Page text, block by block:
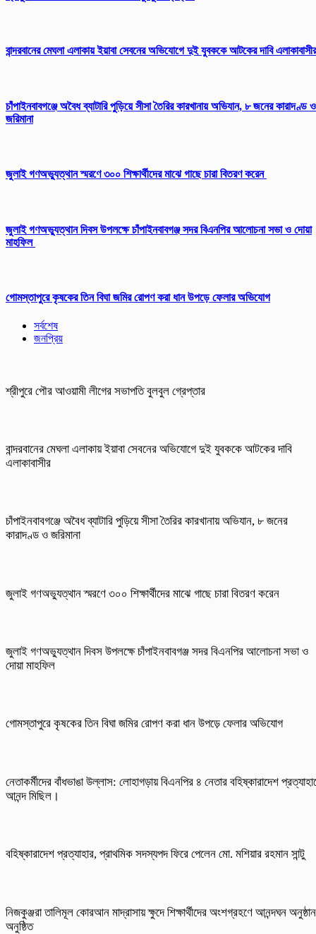
বান্দরবানের মেঘলা এলাকায় ইয়াবা সেবনের অভিযোগে দুই যুবককে আটকের দাবি এলাকাবাসীর
চাঁপাইনবাবগঞ্জে অবৈধ ব্যাটারি পুড়িয়ে সীসা তৈরির কারখানায় অভিযান, ৮ জনের কারাদণ্ড ও
জরিমানা
জুলাই গণঅভ্যুত্থান স্মরণে ৩০০ শিক্ষার্থীদের মাঝে গাছে চারা বিতরণ করেন
জুলাই গণঅভ্যুত্থান দিবস উপলক্ষে চাঁপাইনবাবগঞ্জ সদর বিএনপির আলোচনা সভা ও দোয়া
মাহফিল
গোমস্তাপুরে কৃষকের তিন বিঘা জমির রোপণ করা ধান উপড়ে ফেলার অভিযোগ
সর্বশেষ
জনপ্রিয়
শ্রীপুরে পৌর আওয়ামী লীগের সভাপতি বুলবুল গ্রেপ্তার
বান্দরবানের মেঘলা এলাকায় ইয়াবা সেবনের অভিযোগে দুই যুবককে আটকের দাবি
এলাকাবাসীর
চাঁপাইনবাবগঞ্জে অবৈধ ব্যাটারি পুড়িয়ে সীসা তৈরির কারখানায় অভিযান, ৮ জনের
কারাদণ্ড ও জরিমানা
জুলাই গণঅভ্যুত্থান স্মরণে ৩০০ শিক্ষার্থীদের মাঝে গাছে চারা বিতরণ করেন
জুলাই গণঅভ্যুত্থান দিবস উপলক্ষে চাঁপাইনবাবগঞ্জ সদর বিএনপির আলোচনা সভা ও
দোয়া মাহফিল
গোমস্তাপুরে কৃষকের তিন বিঘা জমির রোপণ করা ধান উপড়ে ফেলার অভিযোগ
নেতাকর্মীদের বাঁধভাঙা উল্লাস: লোহাগড়ায় বিএনপির ৪ নেতার বহিষ্কারাদেশ
আনন্দ মিছিল।
বহিষ্কারাদেশ প্রত্যাহার, প্রাথমিক সদস্যপদ ফিরে পেলেন মো. মশিয়ার রহমান সান্টু
নিজকুঞ্জরা তালিমূল কোরআন মাদ্রাসায় ক্ষুদে শিক্ষার্থীদের অংশগ্রহণে আনন্দঘন অনুষ্ঠান
অনুষ্ঠিত